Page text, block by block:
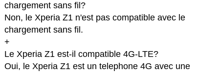
chargement sans fil?
Non, le Xperia Z1 n'est pas compatible avec le
chargement sans fil.
+
Le Xperia Z1 est-il compatible 4G-LTE?
Oui, le Xperia Z1 est un telephone 4G avec une